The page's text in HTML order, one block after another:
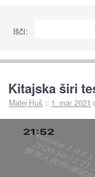
Išči:
Kitajska širi
Matej Huš :: 1. mar 2021